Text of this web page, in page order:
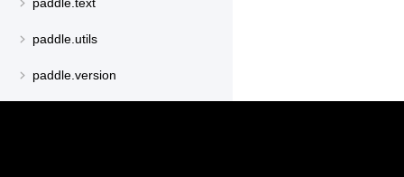
paddle.text
paddle.utils
paddle.version